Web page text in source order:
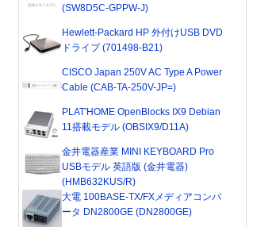
(SW8D5C-GPPW-J)
Hewlett-Packard HP 外付けUSB DVD
ドライブ (701498-B21)
CISCO Japan 250V AC Type A Power
Cable (CAB-TA-250V-JP=)
PLAT'HOME OpenBlocks IX9 Debian
11搭載モデル (OBSIX9/D11A)
金井電器産業 MINI KEYBOARD Pro
USBモデル 英語版 (金井電器)
(HMB632KUS/R)
大電 100BASE-TX/FXメディアコンバ
ータ DN2800GE (DN2800GE)